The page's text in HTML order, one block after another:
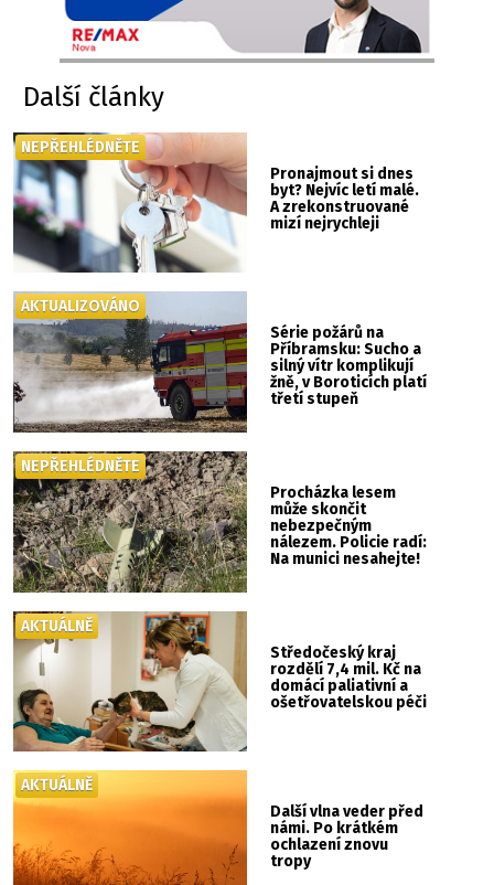
Další články
Pronajmout si dnes
byt? Nejvíc letí malé.
A zrekonstruované
mizí nejrychleji
NEPŘEHLÉDNĚTE
Série požárů na
Příbramsku: Sucho a
silný vítr komplikují
žně, v Boroticích platí
třetí stupeň
AKTUALIZOVÁNO
Procházka lesem
může skončit
nebezpečným
nálezem. Policie radí:
Na munici nesahejte!
NEPŘEHLÉDNĚTE
Středočeský kraj
rozdělí 7,4 mil. Kč na
domácí paliativní a
ošetřovatelskou péči
AKTUÁLNĚ
Další vlna veder před
námi. Po krátkém
ochlazení znovu
tropy
AKTUÁLNĚ